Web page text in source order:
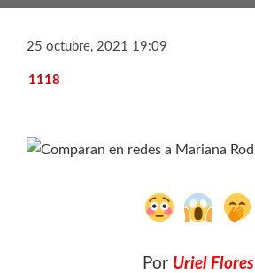
25 octubre, 2021 19:09
1118
Por Uriel Flores